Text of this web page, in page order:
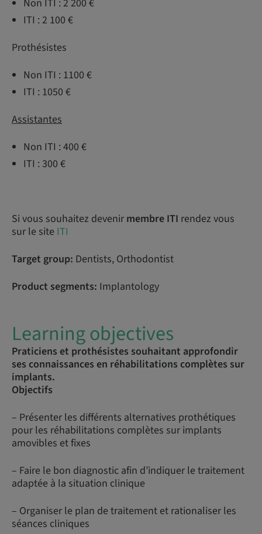
Non ITI : 2 200 €
ITI : 2 100 €
Prothésistes
Non ITI : 1100 €
ITI : 1050 €
Assistantes
Non ITI : 400 €
ITI : 300 €
Si vous souhaitez devenir membre ITI rendez vous
sur le site ITI
Target group: Dentists, Orthodontist
Product segments: Implantology
Learning objectives
Praticiens et prothésistes souhaitant approfondir
ses connaissances en réhabilitations complètes sur
implants.
Objectifs
– Présenter les différents alternatives prothétiques
pour les réhabilitations complètes sur implants
amovibles et fixes
– Faire le bon diagnostic afin d’indiquer le traitement
adaptée à la situation clinique
– Organiser le plan de traitement et rationaliser les
séances cliniques